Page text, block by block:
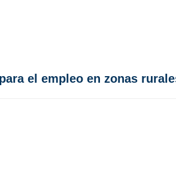
el empleo en zonas